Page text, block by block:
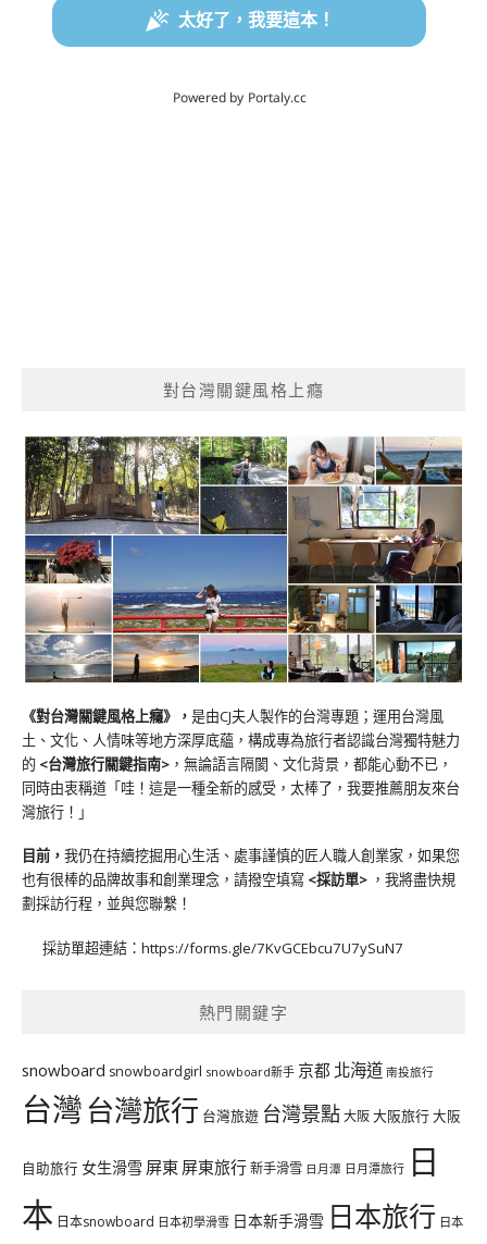
對台灣關鍵風格上癮
《對台灣關鍵風格上癮》 ， 是由CJ夫人製作的台灣專題；運用台灣風
土、文化、人情味等地方深厚底蘊，構成專為旅行者認識台灣獨特魅力
的 <台灣旅行關鍵指南> ，無論語言隔閡、文化背景，都能心動不已，
同時由衷稱道「哇！這是一種全新的感受，太棒了，我要推薦朋友來台
灣旅行！」
目前， 我仍在持續挖掘用心生活、處事謹慎的匠人職人創業家，如果您
也有很棒的品牌故事和創業理念，請撥空填寫 <採訪單> ，我將盡快規
劃採訪行程，並與您聯繫！
採訪單超連結： https://forms.gle/7KvGCEbcu7U7ySuN7
熱門關鍵字
snowboard snowboardgirl snowboard新手 京都 北海道 南投旅行
台灣台灣旅行 台灣旅遊 台灣景點大阪大阪旅行大阪
自助旅行 女生滑雪 屏東 屏東旅行新手滑雪 日月潭 日月潭旅行 日
本 日本snowboard 日本初學滑雪 日本新手滑雪 日本旅行 日本